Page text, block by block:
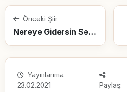
Önceki Şiir
Nereye Gidersin Sevdiğim
Yayınlanma:
23.02.2021
Paylaş: